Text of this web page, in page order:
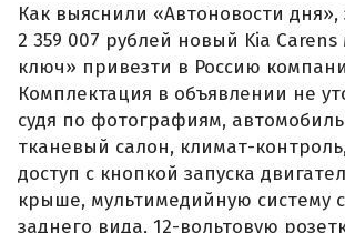
Как выяснили «Автоновости дня»,
2 359 007 рублей новый Kia
ключ» привезти в Россию
Комплектация в объявлении не
судя по фотографиям,
тканевый салон, климат-
доступ с кнопкой запуска
крыше, мультимедийную систему
заднего вида, 12-вольтовую